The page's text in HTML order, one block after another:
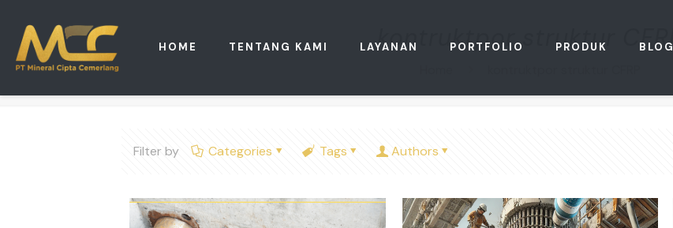
HOME TENTANG KAMI LAYANAN PORTFOLIO PRODUK BLOG
kontruktpor struktur CFRP
Filter by Categories Tags Authors